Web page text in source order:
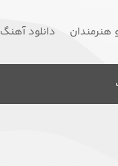
هنرمندان دانلود آهنگ